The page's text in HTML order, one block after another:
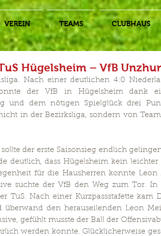
VEREIN TEAMS CLUBHAUS
Hügelsheim – VfB
Nach einer deutlichen 4:0
der VfB in Hügelsheim dank
und dem nötigen Spielglück drei
in der Bezirksliga, sondern von
der erste Saisonsieg endlich
deutlich, dass Hügelsheim kein
für die Hausherren konnte
suchte der VfB den Weg zum Tor. In
TuS. Nach einer Kurzpassstafette kam
überwand den herauseilenden Leon
gefühlt musste der Ball der
werden konnte. Glücklicherweise